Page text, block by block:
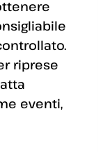
riprese
eventi,